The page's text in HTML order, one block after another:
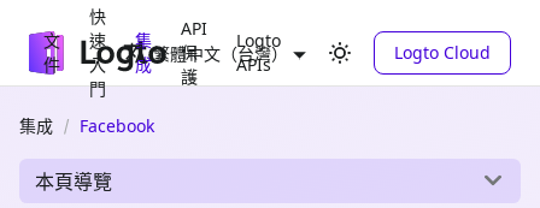
文
件
快
速
入
門
集
成
API
保
護
Logto
APIs
繁體中文（台灣） Logto Cloud
集成 Facebook
本頁導覽